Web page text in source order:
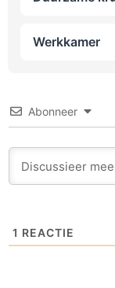
Werkkamer
Abonneer
1 REACTIE